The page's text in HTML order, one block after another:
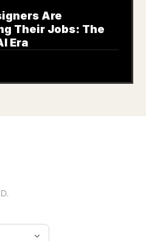
Are
Their Jobs: The
Era